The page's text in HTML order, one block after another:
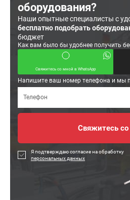
оборудования?
Наши опытные специалисты с
бесплатно подобрать
бюджет
Как вам было бы удобнее получить
Свяжитесь со мной в WhatsApp
Напишите ваш номер телефона и мы
Я подтверждаю согласие на обработку
персональных данных